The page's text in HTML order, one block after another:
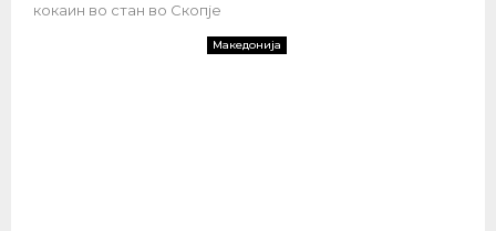
кокаин во стан во Скопје
Македонија